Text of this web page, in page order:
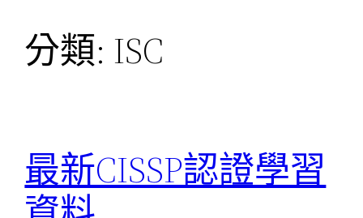
分類: ISC
最新CISSP認證學習